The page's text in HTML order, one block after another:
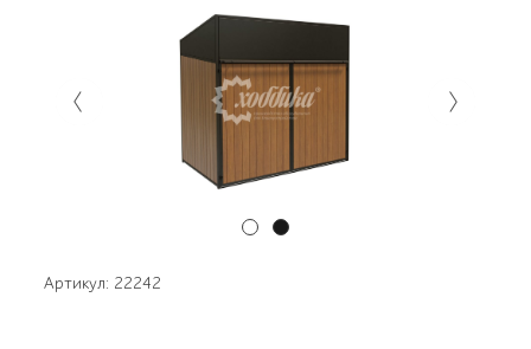
Артикул: 22242